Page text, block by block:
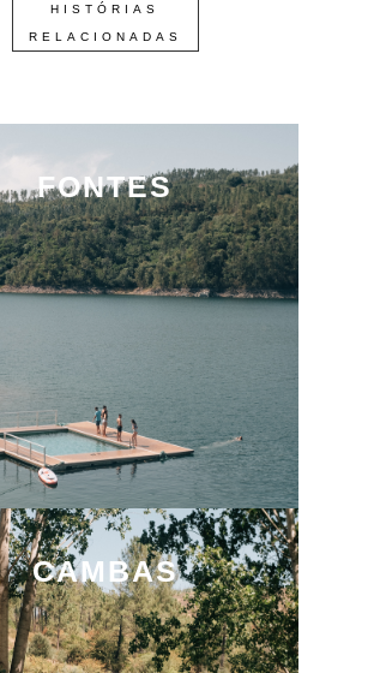
HISTÓRIAS
RELACIONADAS
FONTES
CAMBAS